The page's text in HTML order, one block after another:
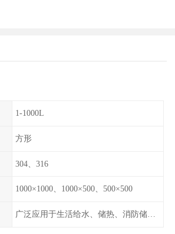
1-1000L
方形
304、316
1000×1000、1000×500、500×500
广泛应用于生活给水、储热、消防储水、工业储水、膨胀水箱等系统。